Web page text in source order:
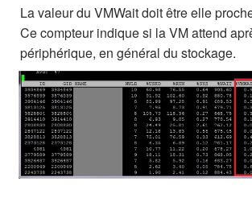
La valeur du VMWait doit être elle
Ce compteur indique si la VM attend
périphérique, en général du stockage.